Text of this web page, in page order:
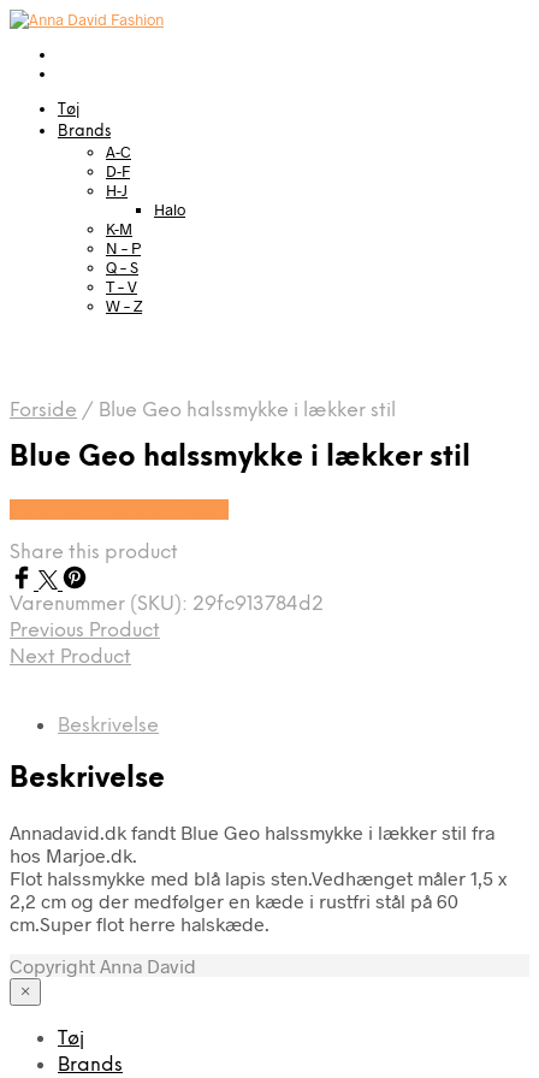
Tøj
Brands
A-C
D-F
H-J
Halo
K-M
N – P
Q – S
T – V
W – Z
Forside / Blue Geo halssmykke i lækker stil
Blue Geo halssmykke i lækker stil
Share this product
Varenummer (SKU): 29fc913784d2
Previous Product
Next Product
Beskrivelse
Beskrivelse
Annadavid.dk fandt Blue Geo halssmykke i lækker stil fra
hos Marjoe.dk.
Flot halssmykke med blå lapis sten.Vedhænget måler 1,5 x
2,2 cm og der medfølger en kæde i rustfri stål på 60
cm.Super flot herre halskæde.
Copyright Anna David
×
Tøj
Brands